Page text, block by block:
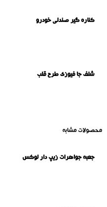
کناره گیر صندلی خودرو
شلف جا فیوزی طرح قلب
محصولات مشابه
جعبه جواهرات زیپ دار لوکس